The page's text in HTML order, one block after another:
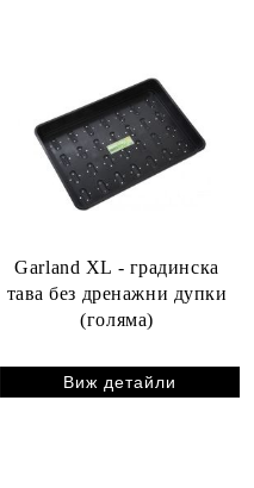
Garland XL - градинска
тава без дренажни дупки
(голяма)
Виж детайли